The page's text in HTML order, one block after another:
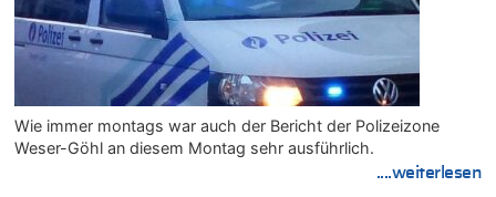
Wie immer montags war auch der Bericht der Polizeizone
Weser-Göhl an diesem Montag sehr ausführlich.
....weiterlesen